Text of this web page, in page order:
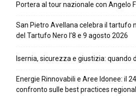
Portera al tour nazionale con Angelo
San Pietro Avellana celebra il tartufo
del Tartufo Nero l’8 e 9 agosto 2026
Isernia, sicurezza e giustizia: quando
Energie Rinnovabili e Aree Idonee: il
confronto sulle best practices